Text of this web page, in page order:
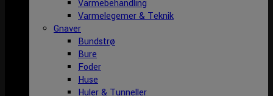
Varmebehandling
Varmelegemer & Teknik
Gnaver
Bundstrø
Bure
Foder
Huse
Huler & Tunneller